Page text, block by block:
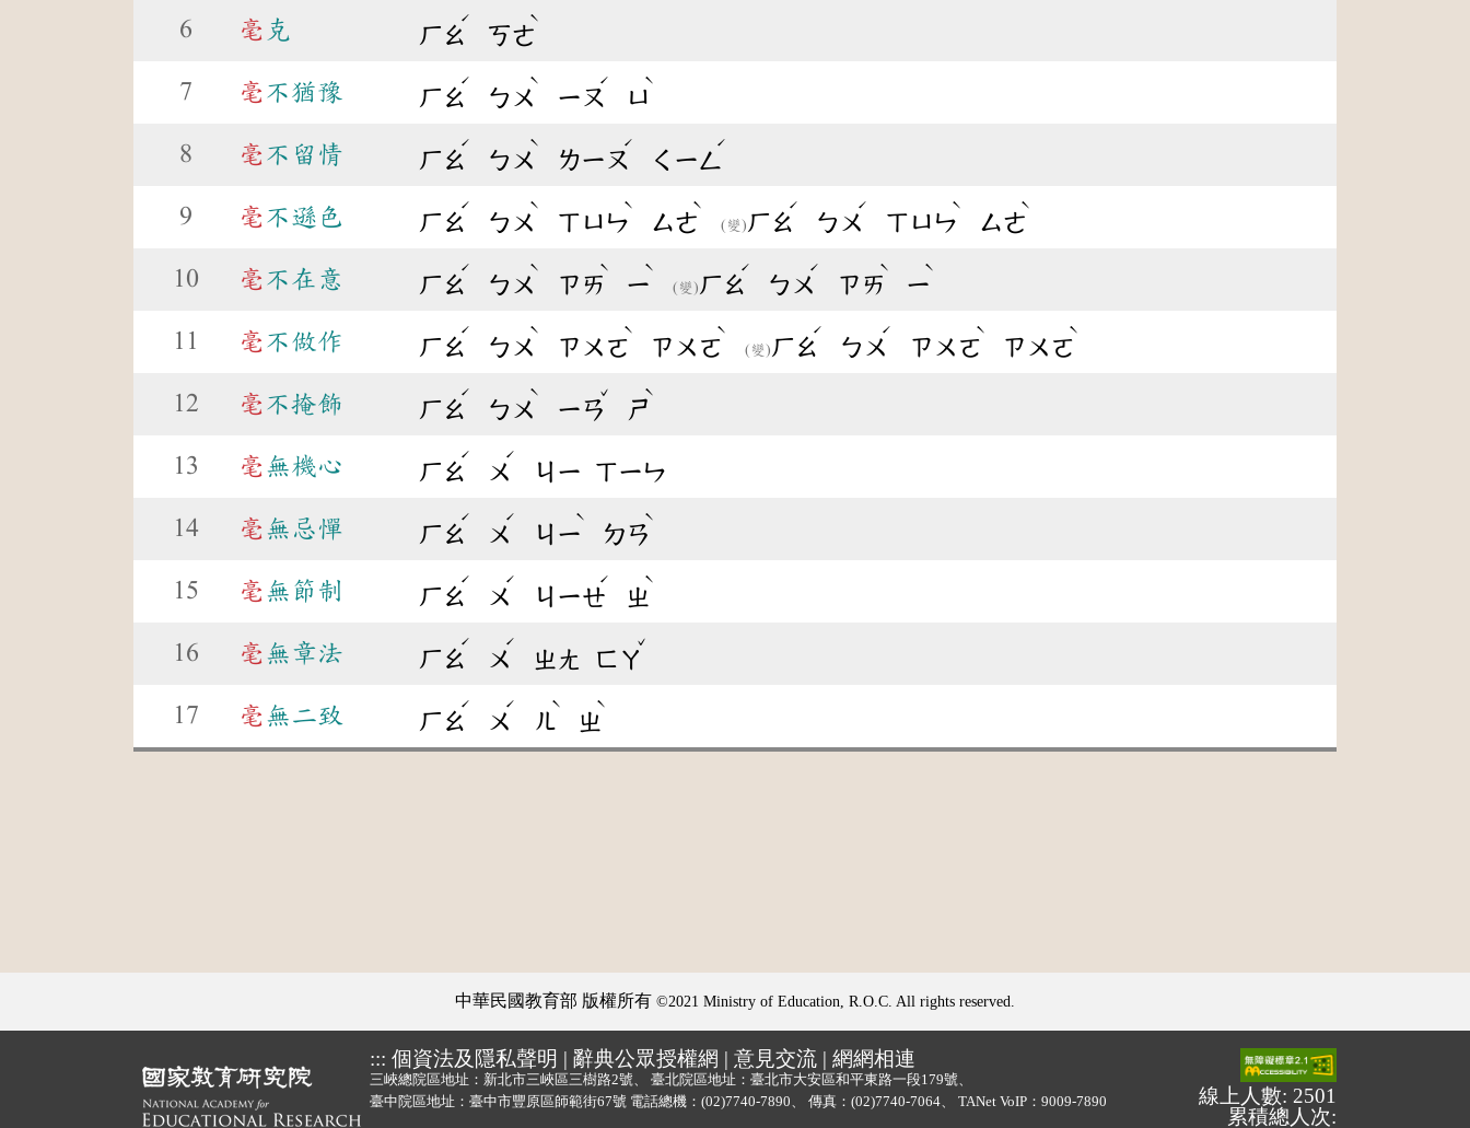
6 毫 克 ㄏㄠ
ˊ
ㄎㄜ
ˋ
7 毫 不猶豫 ㄏㄠ
ˊ
ㄅㄨ
ˋ
ㄧㄡ
ˊ
ㄩ
ˋ
8 毫 不留情 ㄏㄠ
ˊ
ㄅㄨ
ˋ
ㄌㄧㄡ
ˊ
ㄑㄧㄥ
ˊ
9 毫 不遜色 ㄏㄠ
ˊ
ㄅㄨ
ˋ
ㄒㄩㄣ
ˋ
ㄙㄜ
ˋ
(變) ㄏㄠ
ˊ
ㄅㄨ
ˊ
ㄒㄩㄣ
ˋ
ㄙㄜ
ˋ
10 毫 不在意 ㄏㄠ
ˊ
ㄅㄨ
ˋ
ㄗㄞ
ˋ
ㄧ
ˋ
(變) ㄏㄠ
ˊ
ㄅㄨ
ˊ
ㄗㄞ
ˋ
ㄧ
ˋ
11 毫 不做作 ㄏㄠ
ˊ
ㄅㄨ
ˋ
ㄗㄨㄛ
ˋ
ㄗㄨㄛ
ˋ
(變) ㄏㄠ
ˊ
ㄅㄨ
ˊ
ㄗㄨㄛ
ˋ
ㄗㄨㄛ
ˋ
12 毫 不掩飾 ㄏㄠ
ˊ
ㄅㄨ
ˋ
ㄧㄢ
ˇ
ㄕ
ˋ
13 毫 無機心 ㄏㄠ
ˊ
ㄨ
ˊ
ㄐㄧ ㄒㄧㄣ
14 毫 無忌憚 ㄏㄠ
ˊ
ㄨ
ˊ
ㄐㄧ
ˋ
ㄉㄢ
ˋ
15 毫 無節制 ㄏㄠ
ˊ
ㄨ
ˊ
ㄐㄧㄝ
ˊ
ㄓ
ˋ
16 毫 無章法 ㄏㄠ
ˊ
ㄨ
ˊ
ㄓㄤ ㄈㄚ
ˇ
17 毫 無二致 ㄏㄠ
ˊ
ㄨ
ˊ
ㄦ
ˋ
ㄓ
ˋ
中華民國教育部 版權所有 ©2021 Ministry of Education, R.O.C. All rights reserved.
::: 個資法及隱私聲明 | 辭典公眾授權網 | 意見交流 | 網網相連
三峽總院區地址：新北市三峽區三樹路2號、
臺北院區地址：臺北市大安區和平東路一段179號、
臺中院區地址：臺中市豐原區師範街67號 電話總機： (02)7740-7890 傳真：(02)7740-7064、 TANet VoIP：9009-7890
線上人數: 2501
累積總人次: